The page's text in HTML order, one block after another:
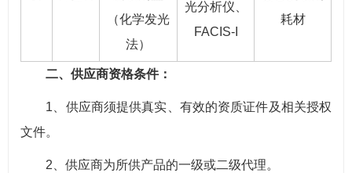
（化学发光
法）
光分析仪、
FACIS-I
耗材
二、供应商资格条件：
1、供应商须提供真实、有效的资质证件及相关授权
文件。
2、供应商为所供产品的一级或二级代理。